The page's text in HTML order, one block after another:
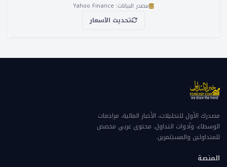
مصدر البيانات: Yahoo Finance
تحديث الأسعار
مصدرك الأول للتحليلات، الأخبار المالية، مراجعات
الوسطاء، وأدوات التداول. محتوى عربي مخصص
للمتداولين والمستثمرين.
المنصة